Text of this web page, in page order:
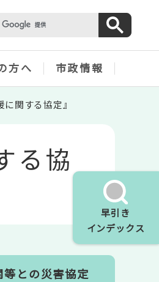
早引き
インデックス
方へ 市政情報
関する協定』
る協
等との災害協定